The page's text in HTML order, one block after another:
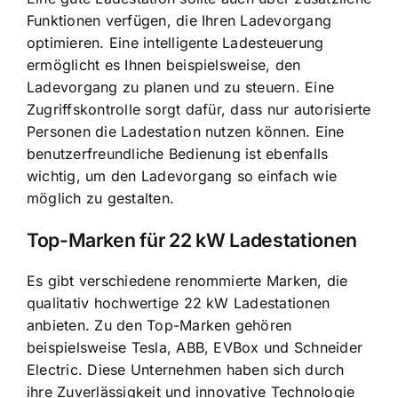
Funktionen verfügen, die Ihren Ladevorgang
optimieren. Eine intelligente Ladesteuerung
ermöglicht es Ihnen beispielsweise, den
Ladevorgang zu planen und zu steuern. Eine
Zugriffskontrolle sorgt dafür, dass nur autorisierte
Personen die Ladestation nutzen können. Eine
benutzerfreundliche Bedienung ist ebenfalls
wichtig, um den Ladevorgang so einfach wie
möglich zu gestalten.
Top-Marken für 22 kW Ladestationen
Es gibt verschiedene renommierte Marken, die
qualitativ hochwertige 22 kW Ladestationen
anbieten. Zu den Top-Marken gehören
beispielsweise Tesla, ABB, EVBox und Schneider
Electric. Diese Unternehmen haben sich durch
ihre Zuverlässigkeit und innovative Technologie